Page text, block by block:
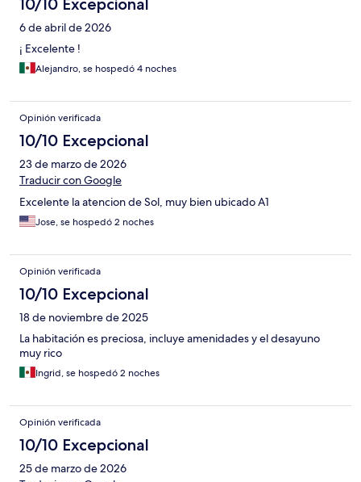
6 de abril de 2026
¡ Excelente !
Alejandro, se hospedó 4 noches
Opinión verificada
10/10 Excepcional
23 de marzo de 2026
Traducir con Google
Excelente la atencion de Sol, muy bien ubicado A1
Jose, se hospedó 2 noches
Opinión verificada
10/10 Excepcional
18 de noviembre de 2025
La habitación es preciosa, incluye amenidades y el desayuno
muy rico
Ingrid, se hospedó 2 noches
Opinión verificada
10/10 Excepcional
25 de marzo de 2026